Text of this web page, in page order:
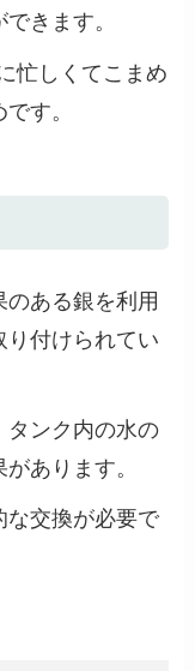
きます。
忙しくてこまめ
す​。
ある銀を利用
り付けられてい
タンク内の水の
あります。
な交換が必要で